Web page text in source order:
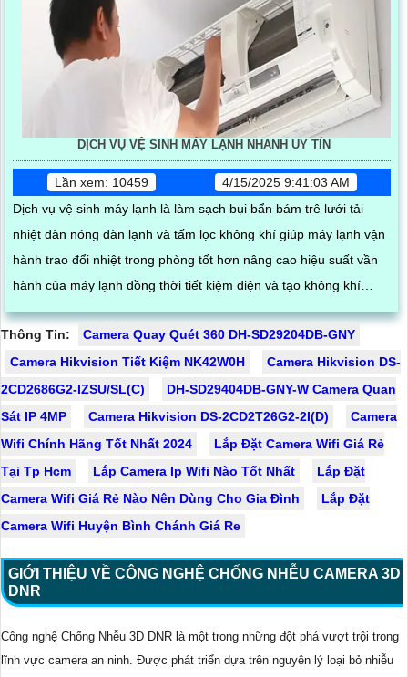
DỊCH VỤ VỆ SINH MÁY LẠNH NHANH UY TÍN
Lần xem: 10459
4/15/2025 9:41:03 AM
Dịch vụ vệ sinh máy lạnh là làm sạch bụi bẩn bám trê lưới tải
nhiệt dàn nóng dàn lạnh và tấm lọc không khí giúp máy lạnh vận
hành trao đổi nhiệt trong phòng tốt hơn nâng cao hiệu suất vần
hành của máy lạnh đồng thời tiết kiệm điện và tạo không khí
trong lành chống mùi hôi
Thông Tin:
Camera Quay Quét 360 DH-SD29204DB-GNY
Camera Hikvision Tiết Kiệm NK42W0H
Camera Hikvision DS-
2CD2686G2-IZSU/SL(C)
DH-SD29404DB-GNY-W Camera Quan
Sát IP 4MP
Camera Hikvision DS-2CD2T26G2-2I(D)
Camera
Wifi Chính Hãng Tốt Nhất 2024
Lắp Đặt Camera Wifi Giá Rẻ
Tại Tp Hcm
Lắp Camera Ip Wifi Nào Tốt Nhất
Lắp Đặt
Camera Wifi Giá Rẻ Nào Nên Dùng Cho Gia Đình
Lắp Đặt
Camera Wifi Huyện Bình Chánh Giá Re
GIỚI THIỆU VỀ CÔNG NGHỆ CHỐNG NHỄU CAMERA 3D
DNR
Công nghệ Chống Nhễu 3D DNR là một trong những đột phá vượt trội trong
lĩnh vực camera an ninh. Được phát triển dựa trên nguyên lý loại bỏ nhiễu